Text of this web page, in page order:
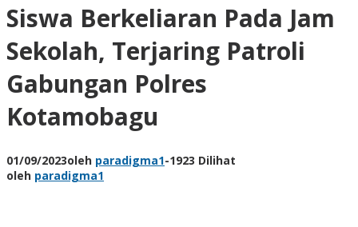
Siswa Berkeliaran Pada Jam
Sekolah, Terjaring Patroli
Gabungan Polres
Kotamobagu
01/09/2023oleh paradigma1-1923 Dilihat
oleh paradigma1